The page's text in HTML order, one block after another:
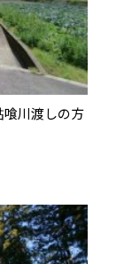
喰川渡しの方